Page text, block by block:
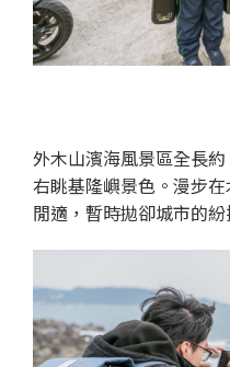
外木山濱海風景區全長約
右眺基隆嶼景色。漫步
閒適，暫時拋卻城市的紛